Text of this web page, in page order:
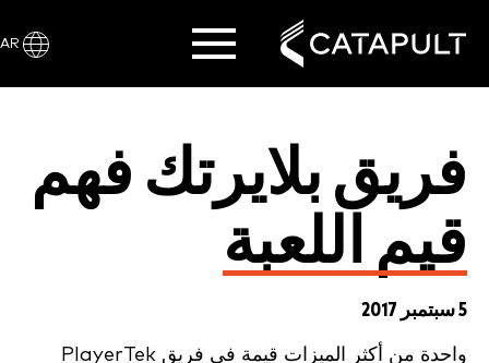
فريق بلايرتك فهم
قيم اللعبة
5 سبتمبر 2017
واحدة من أكثر الميزات قيمة في فريق PlayerTek